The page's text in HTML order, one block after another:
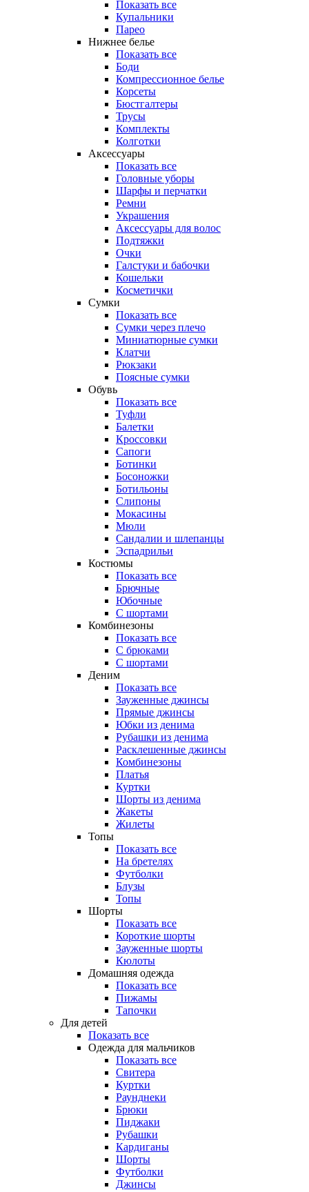
Показать все
Купальники
Парео
Нижнее белье
Показать все
Боди
Компрессионное белье
Корсеты
Бюстгалтеры
Трусы
Комплекты
Колготки
Аксессуары
Показать все
Головные уборы
Шарфы и перчатки
Ремни
Украшения
Аксессуары для волос
Подтяжки
Очки
Галстуки и бабочки
Кошельки
Косметички
Сумки
Показать все
Сумки через плечо
Миниатюрные cумки
Клатчи
Рюкзаки
Поясные сумки
Обувь
Показать все
Туфли
Балетки
Кроссовки
Сапоги
Ботинки
Босоножки
Ботильоны
Слипоны
Мокасины
Мюли
Сандалии и шлепанцы
Эспадрильи
Костюмы
Показать все
Брючные
Юбочные
С шортами
Комбинезоны
Показать все
С брюками
С шортами
Деним
Показать все
Зауженные джинсы
Прямые джинсы
Юбки из денима
Рубашки из денима
Расклешенные джинсы
Комбинезоны
Платья
Куртки
Шорты из денима
Жакеты
Жилеты
Топы
Показать все
На бретелях
Футболки
Блузы
Топы
Шорты
Показать все
Короткие шорты
Зауженные шорты
Кюлоты
Домашняя одежда
Показать все
Пижамы
Тапочки
Для детей
Показать все
Одежда для мальчиков
Показать все
Свитера
Куртки
Раунднеки
Брюки
Пиджаки
Рубашки
Кардиганы
Шорты
Футболки
Джинсы